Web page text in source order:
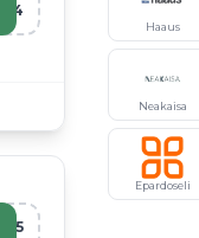
ER4
A15
Haaus
Neakaisa
Epardoseli